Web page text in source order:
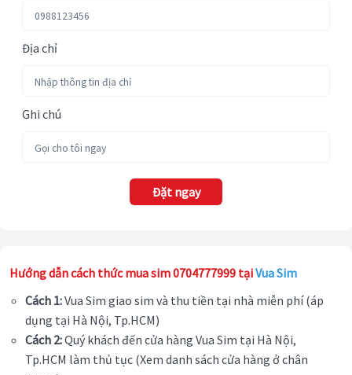
Địa chỉ
Ghi chú
Đặt ngay
Hướng dẫn cách thức mua sim 0704777999 tạiVua Sim
Cách 1:Vua Sim giao sim và thu tiền tại nhà miễn phí (áp
dụng tại Hà Nội, Tp.HCM)
Cách 2:Quý khách đến cửa hàng Vua Sim tại Hà Nội,
Tp.HCM làm thủ tục (Xem danh sách cửa hàng ở chân